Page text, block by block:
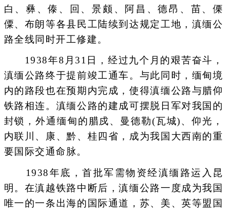
白、彝、傣、回、景颇、阿昌、德昂、苗、傈
僳、布朗等各县民工陆续到达规定工地，滇缅公
路全线同时开工修建。
1938年8月31日，经过九个月的艰苦奋斗，
滇缅公路终于提前竣工通车。与此同时，缅甸境
内的路段也在预期内完成，使得滇缅公路与腊仰
铁路相连。滇缅公路的建成可摆脱日军对我国的
封锁，外通缅甸的腊戍、曼德勒(瓦城)、仰光，
内联川、康、黔、桂四省，成为我国大西南的重
要国际交通命脉。
1938年底，首批军需物资经滇缅路运入昆
明。在滇越铁路中断后，滇缅公路一度成为我国
唯一的一条出海的国际通道，苏、美、英等盟国